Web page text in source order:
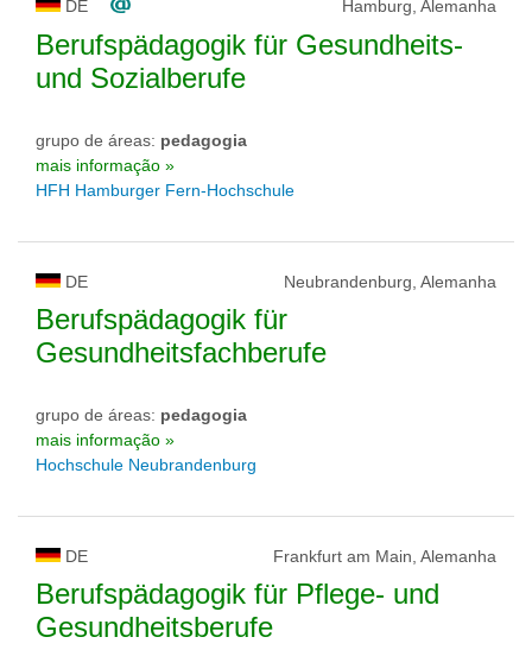
DE Hamburg, Alemanha
Berufspädagogik für Gesundheits-
und Sozialberufe
grupo de áreas: pedagogia
mais informação »
HFH Hamburger Fern-Hochschule
DE Neubrandenburg, Alemanha
Berufspädagogik für
Gesundheitsfachberufe
grupo de áreas: pedagogia
mais informação »
Hochschule Neubrandenburg
DE Frankfurt am Main, Alemanha
Berufspädagogik für Pflege- und
Gesundheitsberufe